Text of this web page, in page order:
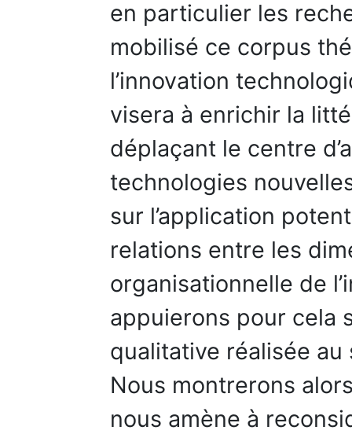
en particulier les
mobilisé ce corpus
l’innovation
visera à enrichir la
déplaçant le centre
technologies
sur l’application
relations entre les
organisationnelle de
appuierons pour cela
qualitative réalisée au
Nous montrerons
nous amène à